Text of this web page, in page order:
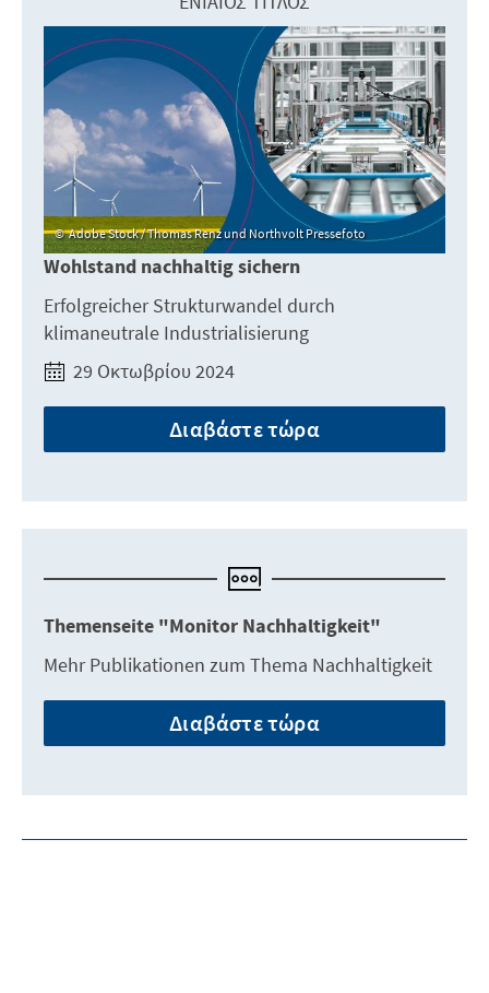
Adobe Stock / Thomas Renz und Northvolt Pressefoto
Wohlstand nachhaltig sichern
Erfolgreicher Strukturwandel durch
klimaneutrale Industrialisierung
29 Οκτωβρίου 2024
Διαβάστε τώρα
Themenseite "Monitor Nachhaltigkeit"
Mehr Publikationen zum Thema Nachhaltigkeit
Διαβάστε τώρα